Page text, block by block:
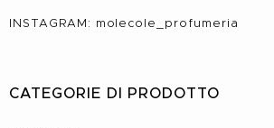
INSTAGRAM: molecole_profumeria
CATEGORIE DI PRODOTTO